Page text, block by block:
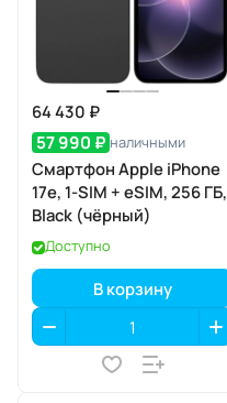
64 430 ₽
57 990 ₽ наличными
Смартфон Apple iPhone
17e, 1-SIM + eSIM, 256 ГБ,
Black (чёрный)
Доступно
В корзину